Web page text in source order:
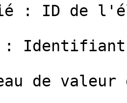
: ID de
: Identifiant
de valeur